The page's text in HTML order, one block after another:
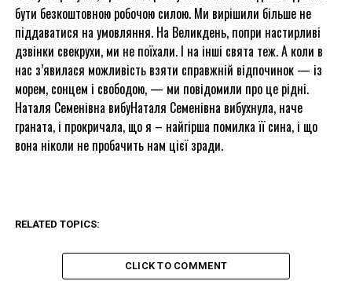
бути безкоштовною робочою силою. Ми вирішили більше не
піддаватися на умовляння. На Великдень, попри настирливі
дзвінки свекрухи, ми не поїхали. І на інші свята теж. А коли в
нас з’явилася можливість взяти справжній відпочинок — із
морем, сонцем і свободою, — ми повідомили про це рідні.
Наталя Семенівна вибуНаталя Семенівна вибухнула, наче
граната, і прокричала, що я – найгірша помилка її сина, і що
вона ніколи не пробачить нам цієї зради.
RELATED TOPICS:
CLICK TO COMMENT